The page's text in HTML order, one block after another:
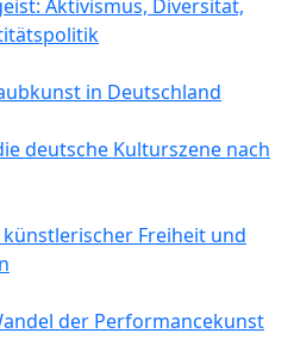
Aktivismus, Diversität,
in Deutschland
deutsche Kulturszene nach
Freiheit und
der Performancekunst